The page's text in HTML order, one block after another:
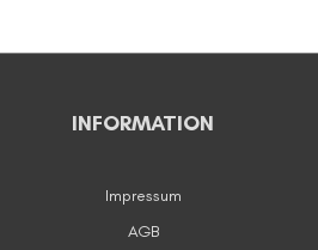
INFORMATION
Impressum
AGB